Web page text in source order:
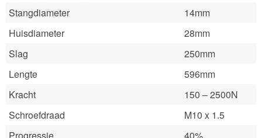
Stangdiameter
14mm
Huisdiameter
28mm
Slag
250mm
Lengte
596mm
Kracht
150 – 2500N
Schroefdraad
M10 x 1.5